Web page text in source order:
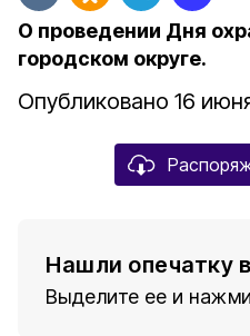
О проведении Дня
городском округе.
Опубликовано 16
Нашли опечатку
Выделите ее и